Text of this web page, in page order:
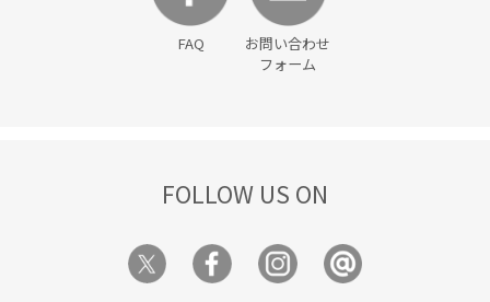
FAQ
お問い合わせ
フォーム
FOLLOW US ON